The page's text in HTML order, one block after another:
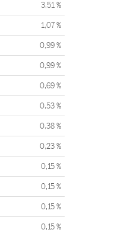
3,51 %
1,07 %
0,99 %
0,99 %
0,69 %
0,53 %
0,38 %
0,23 %
0,15 %
0,15 %
0,15 %
0,15 %